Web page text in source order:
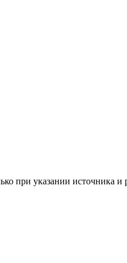
при указании источника